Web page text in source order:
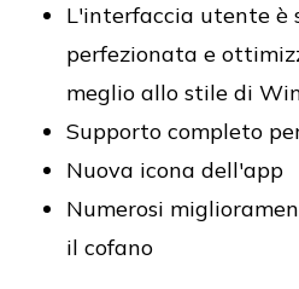
L'interfaccia utente è
perfezionata e
meglio allo stile di
Supporto completo
Nuova icona dell'app
Numerosi
il cofano